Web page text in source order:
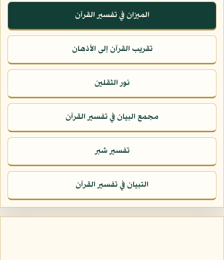
الميزان في تفسير القرآن
تقريب القرآن إلى الأذهان
نور الثقلين
مجمع البيان في تفسير القرآن
تفسير شبر
التبيان في تفسير القرآن